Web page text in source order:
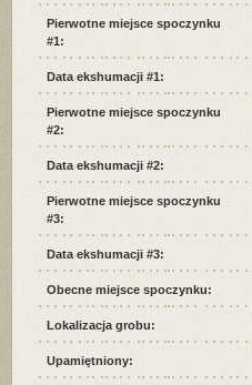
Pierwotne miejsce spoczynku
#1:
Data ekshumacji #1:
Pierwotne miejsce spoczynku
#2:
Data ekshumacji #2:
Pierwotne miejsce spoczynku
#3:
Data ekshumacji #3:
Obecne miejsce spoczynku:
Lokalizacja grobu:
Upamiętniony: